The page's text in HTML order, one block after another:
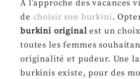
À l’approche des vacances
de choisir son burkini.
burkini originalest un
toutes les femmes
originalité et pudeur. Une
burkinis existe, pour des